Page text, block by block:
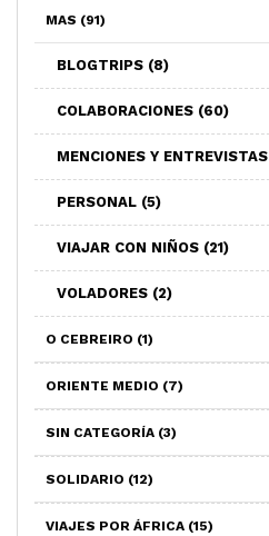
MAS (91)
BLOGTRIPS (8)
COLABORACIONES (60)
MENCIONES Y ENTREVISTAS
PERSONAL (5)
VIAJAR CON NIÑOS (21)
VOLADORES (2)
O CEBREIRO (1)
ORIENTE MEDIO (7)
SIN CATEGORÍA (3)
SOLIDARIO (12)
VIAJES POR ÁFRICA (15)